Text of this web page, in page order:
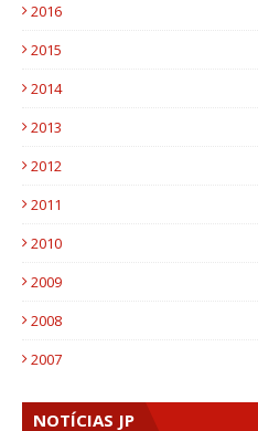
2016
2015
2014
2013
2012
2011
2010
2009
2008
2007
NOTÍCIAS JP